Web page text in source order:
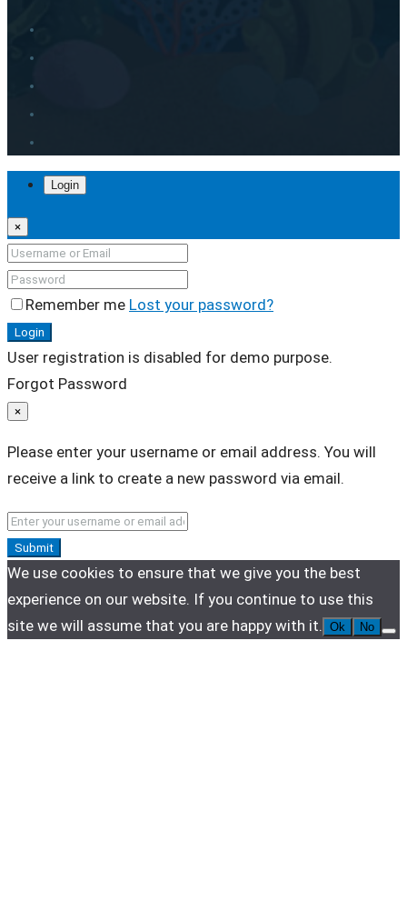
Login
×
Remember me Lost your password?
Login
User registration is disabled for demo purpose.
Forgot Password
×
Please enter your username or email address. You will
receive a link to create a new password via email.
Submit
We use cookies to ensure that we give you the best
experience on our website. If you continue to use this
site we will assume that you are happy with it. Ok No